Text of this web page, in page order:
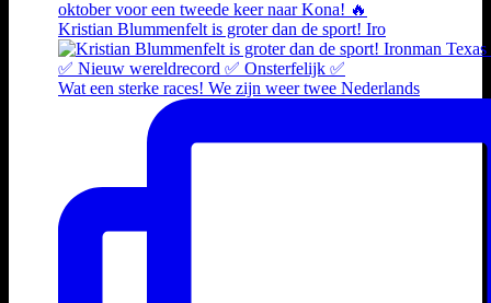
Kristian Blummenfelt is groter dan de sport! Iro
Wat een sterke races! We zijn weer twee Nederlands